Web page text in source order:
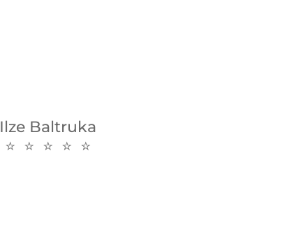
Ilze Baltruka
⭐ ⭐ ⭐ ⭐ ⭐